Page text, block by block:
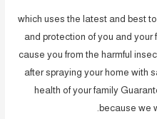
which uses the latest and best
and protection of you and
cause you from the harmful
after spraying your home with
health of your family
because we